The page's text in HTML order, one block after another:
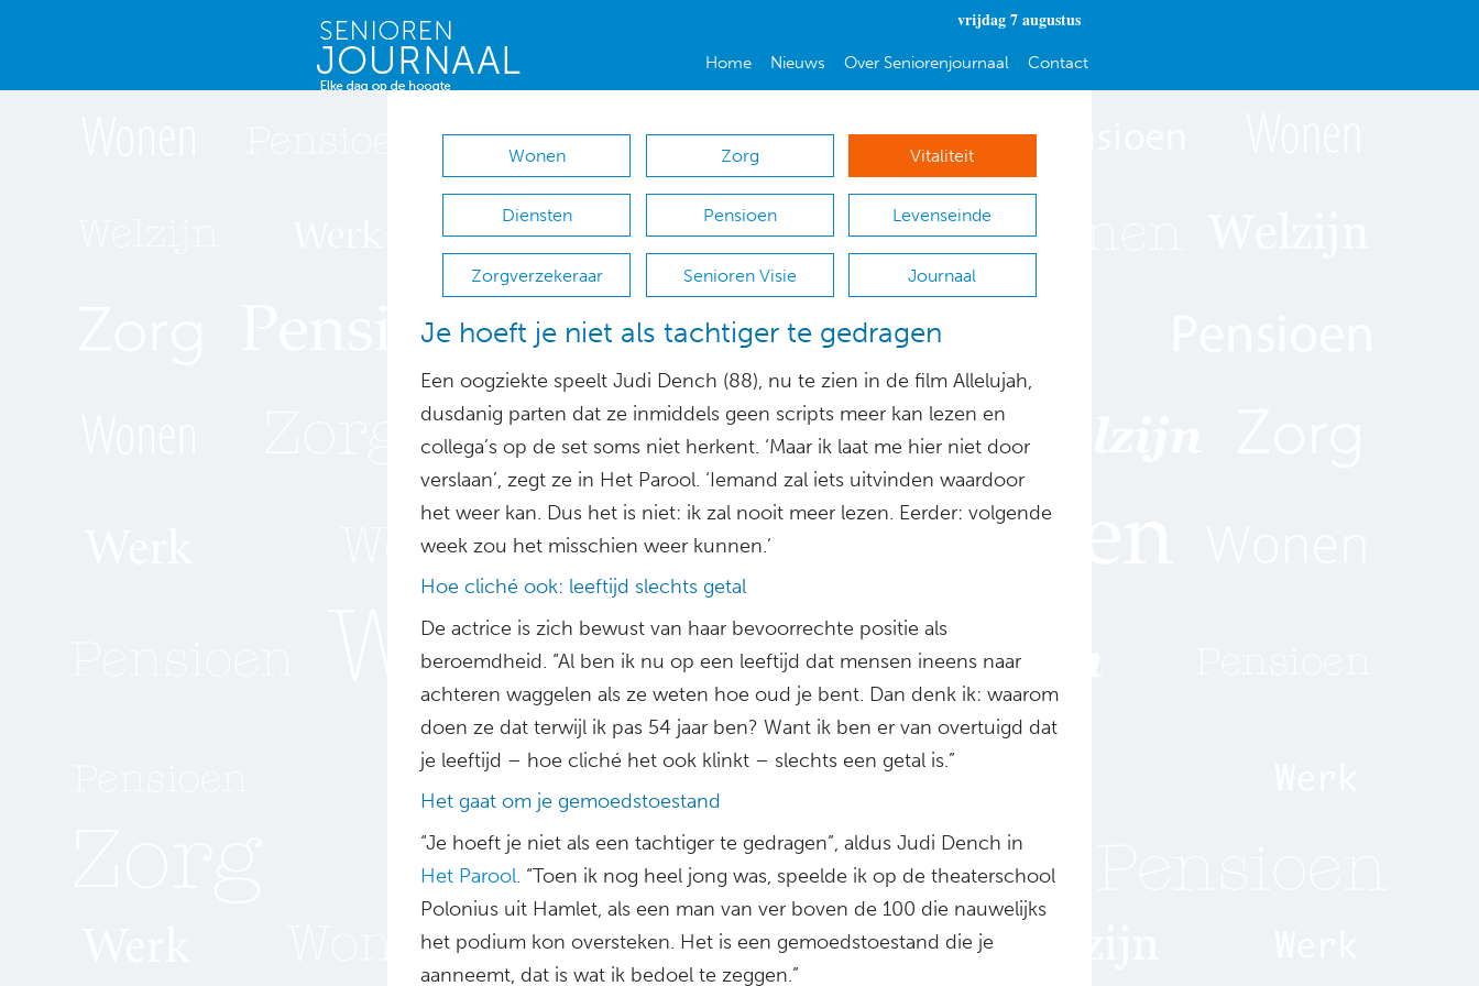
vrijdag 7 augustus
Home Nieuws Over Seniorenjournaal Contact
Wonen Zorg Vitaliteit
Diensten Pensioen Levenseinde
Zorgverzekeraar Senioren Visie Journaal
Je hoeft je niet als tachtiger te gedragen
Een oogziekte speelt Judi Dench (88), nu te zien in de film Allelujah,
dusdanig parten dat ze inmiddels geen scripts meer kan lezen en
collega’s op de set soms niet herkent. ‘Maar ik laat me hier niet door
verslaan’, zegt ze in Het Parool. ‘Iemand zal iets uitvinden waardoor
het weer kan. Dus het is niet: ik zal nooit meer lezen. Eerder: volgende
week zou het misschien weer kunnen.’
Hoe cliché ook: leeftijd slechts getal
De actrice is zich bewust van haar bevoorrechte positie als
beroemdheid. “Al ben ik nu op een leeftijd dat mensen ineens naar
achteren waggelen als ze weten hoe oud je bent. Dan denk ik: waarom
doen ze dat terwijl ik pas 54 jaar ben? Want ik ben er van overtuigd dat
je leeftijd – hoe cliché het ook klinkt – slechts een getal is.”
Het gaat om je gemoedstoestand
“Je hoeft je niet als een tachtiger te gedragen”, aldus Judi Dench in
Het Parool. “Toen ik nog heel jong was, speelde ik op de theaterschool
Polonius uit Hamlet, als een man van ver boven de 100 die nauwelijks
het podium kon oversteken. Het is een gemoedstoestand die je
aanneemt, dat is wat ik bedoel te zeggen.”